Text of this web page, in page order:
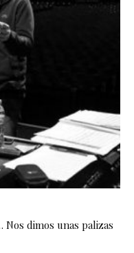
dimos unas palizas